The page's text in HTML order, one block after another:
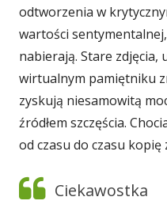
odtworzenia w
wartości
nabierają. Stare zdjęcia,
wirtualnym pamiętniku
zyskują niesamowitą
źródłem szczęścia.
od czasu do czasu kopię
Ciekawostka